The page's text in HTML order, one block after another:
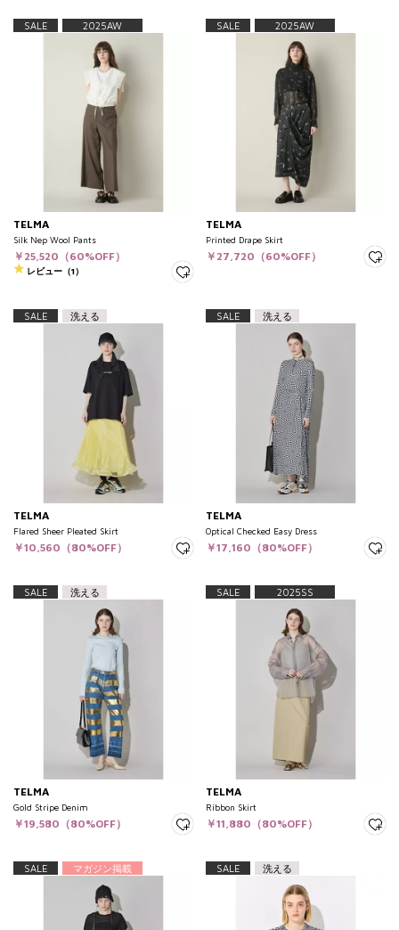
SALE 2025AW
TELMA
Silk Nep Wool Pants
￥25,520（60%OFF）
レビュー（1）
SALE 2025AW
TELMA
Printed Drape Skirt
￥27,720（60%OFF）
SALE 洗える
TELMA
Flared Sheer Pleated Skirt
￥10,560（80%OFF）
SALE 洗える
TELMA
Optical Checked Easy Dress
￥17,160（80%OFF）
SALE 洗える
TELMA
Gold Stripe Denim
￥19,580（80%OFF）
SALE 2025SS
TELMA
Ribbon Skirt
￥11,880（80%OFF）
SALE マガジン掲載 SALE 洗える